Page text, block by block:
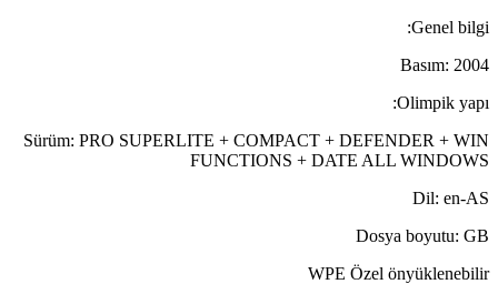
Genel bilgi:
Basım: 2004
Olimpik yapı:
Sürüm: PRO SUPERLITE + COMPACT + DEFENDER + WIN
FUNCTIONS + DATE ALL WINDOWS
Dil: en-AS
Dosya boyutu: GB
WPE Özel önyüklenebilir